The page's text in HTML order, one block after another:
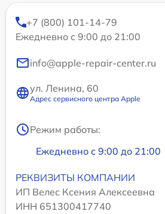
+7 (800) 101-14-79
Ежедневно с 9:00 до 21:00
info@apple-repair-center.ru
ул. Ленина, 60
Адрес сервисного центра Apple
Режим работы:
Ежедневно с 9:00 до 21:00
РЕКВИЗИТЫ КОМПАНИИ
ИП Велес Ксения Алексеевна
ИНН 651300417740